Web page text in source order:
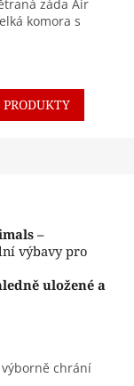
záda Air
komora s
–
výbavy pro
uložené a
výborně chrání